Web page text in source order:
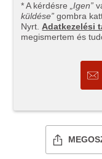
* A kérdésre „Igen”
küldése” gombra
Nyrt. Adatkezelési
megismertem és